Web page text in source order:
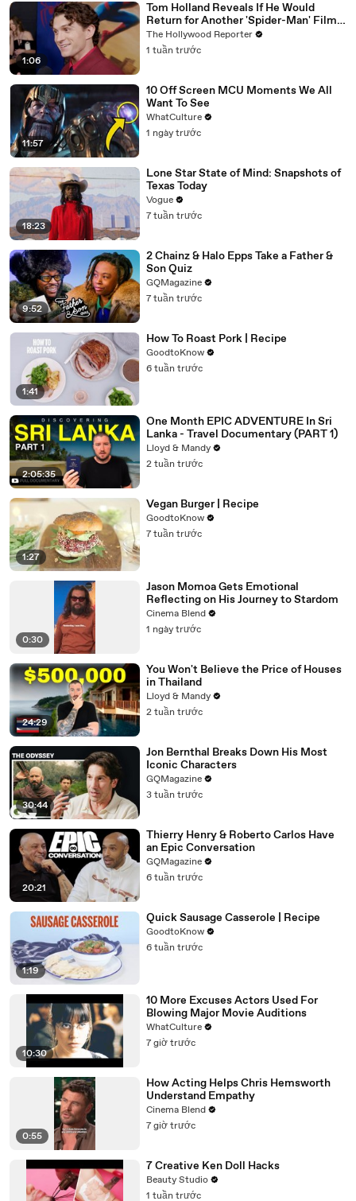
1:06
Tom Holland Reveals If He Would
Return for Another 'Spider-Man' Film |
THR Video
The Hollywood Reporter
1 tuần trước
11:57
10 Off Screen MCU Moments We All
Want To See
WhatCulture
1 ngày trước
18:23
Lone Star State of Mind: Snapshots of
Texas Today
Vogue
7 tuần trước
9:52
2 Chainz & Halo Epps Take a Father &
Son Quiz
GQMagazine
7 tuần trước
1:41
How To Roast Pork | Recipe
GoodtoKnow
6 tuần trước
2:05:35
One Month EPIC ADVENTURE In Sri
Lanka - Travel Documentary (PART 1)
Lloyd & Mandy
2 tuần trước
1:27
Vegan Burger | Recipe
GoodtoKnow
7 tuần trước
0:30
Jason Momoa Gets Emotional
Reflecting on His Journey to Stardom
Cinema Blend
1 ngày trước
24:29
You Won't Believe the Price of Houses
in Thailand
Lloyd & Mandy
2 tuần trước
30:44
Jon Bernthal Breaks Down His Most
Iconic Characters
GQMagazine
3 tuần trước
20:21
Thierry Henry & Roberto Carlos Have
an Epic Conversation
GQMagazine
6 tuần trước
1:19
Quick Sausage Casserole | Recipe
GoodtoKnow
6 tuần trước
10:30
10 More Excuses Actors Used For
Blowing Major Movie Auditions
WhatCulture
7 giờ trước
0:55
How Acting Helps Chris Hemsworth
Understand Empathy
Cinema Blend
7 giờ trước
7 Creative Ken Doll Hacks
Beauty Studio
1 tuần trước